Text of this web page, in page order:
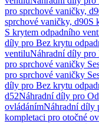
pro sprchové vaničky,
sprchové vaničky, d90S
S krytem odpadního
díly pro Bez krytu
ventiluNáhradní díly
pro sprchové vaničky
pro sprchové vaničky
díly pro Bez krytu
d52Náhradní díly pro
ovládánímNáhradní díly
kompletaci pro otočné